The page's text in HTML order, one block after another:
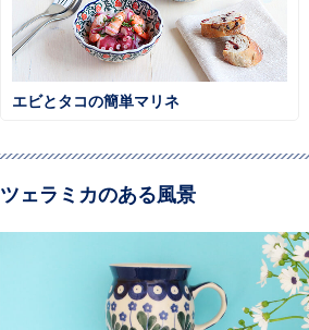
エビとタコの簡単マリネ
ツェラミカのある風景